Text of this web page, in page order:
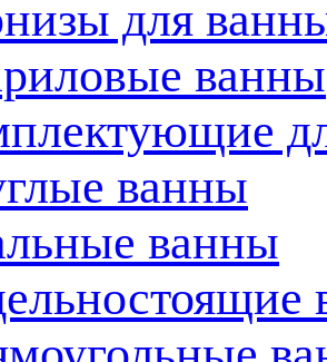
для
ванны
ванны
ванны